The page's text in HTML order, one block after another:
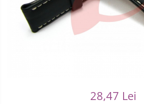
Ceasuri Casio
Ceasuri Daniel Klein
Ceasuri Lorus
Modelarea Metalului
Nicovale si Suporti
Pensete
Piese Ceasuri
28,47 Lei